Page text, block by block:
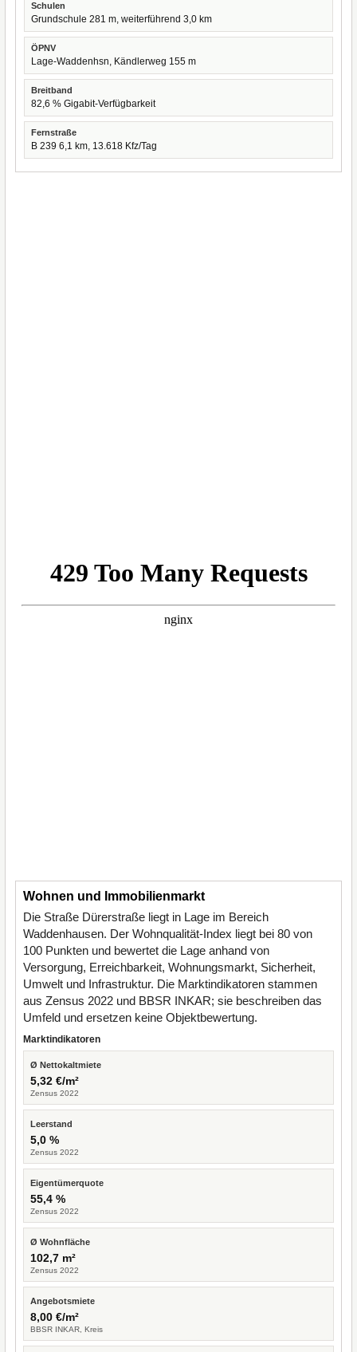
Schulen
Grundschule 281 m, weiterführend 3,0 km
ÖPNV
Lage-Waddenhsn, Kändlerweg 155 m
Breitband
82,6 % Gigabit-Verfügbarkeit
Fernstraße
B 239 6,1 km, 13.618 Kfz/Tag
Wohnen und Immobilienmarkt
Die Straße Dürerstraße liegt in Lage im Bereich
Waddenhausen. Der Wohnqualität-Index liegt bei 80 von
100 Punkten und bewertet die Lage anhand von
Versorgung, Erreichbarkeit, Wohnungsmarkt, Sicherheit,
Umwelt und Infrastruktur. Die Marktindikatoren stammen
aus Zensus 2022 und BBSR INKAR; sie beschreiben das
Umfeld und ersetzen keine Objektbewertung.
Marktindikatoren
Ø Nettokaltmiete
5,32 €/m²
Zensus 2022
Leerstand
5,0 %
Zensus 2022
Eigentümerquote
55,4 %
Zensus 2022
Ø Wohnfläche
102,7 m²
Zensus 2022
Angebotsmiete
8,00 €/m²
BBSR INKAR, Kreis